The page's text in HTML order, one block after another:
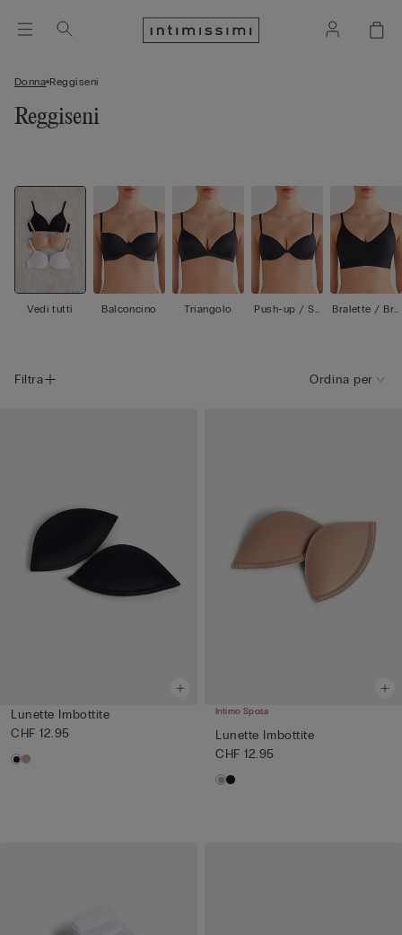
Donna Reggiseni
Reggiseni
Vedi tutti Balconcino Triangolo
Push-up / Su
Bralette / Bra
Filtra Ordina per
Lunette Imbottite
CHF 12.95
Intimo Sposa
Lunette Imbottite
CHF 12.95